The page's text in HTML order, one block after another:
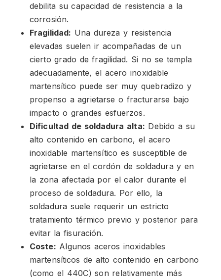
debilita su capacidad de resistencia a la
corrosión.
Fragilidad: Una dureza y resistencia
elevadas suelen ir acompañadas de un
cierto grado de fragilidad. Si no se templa
adecuadamente, el acero inoxidable
martensítico puede ser muy quebradizo y
propenso a agrietarse o fracturarse bajo
impacto o grandes esfuerzos.
Dificultad de soldadura alta: Debido a su
alto contenido en carbono, el acero
inoxidable martensítico es susceptible de
agrietarse en el cordón de soldadura y en
la zona afectada por el calor durante el
proceso de soldadura. Por ello, la
soldadura suele requerir un estricto
tratamiento térmico previo y posterior para
evitar la fisuración.
Coste: Algunos aceros inoxidables
martensíticos de alto contenido en carbono
(como el 440C) son relativamente más